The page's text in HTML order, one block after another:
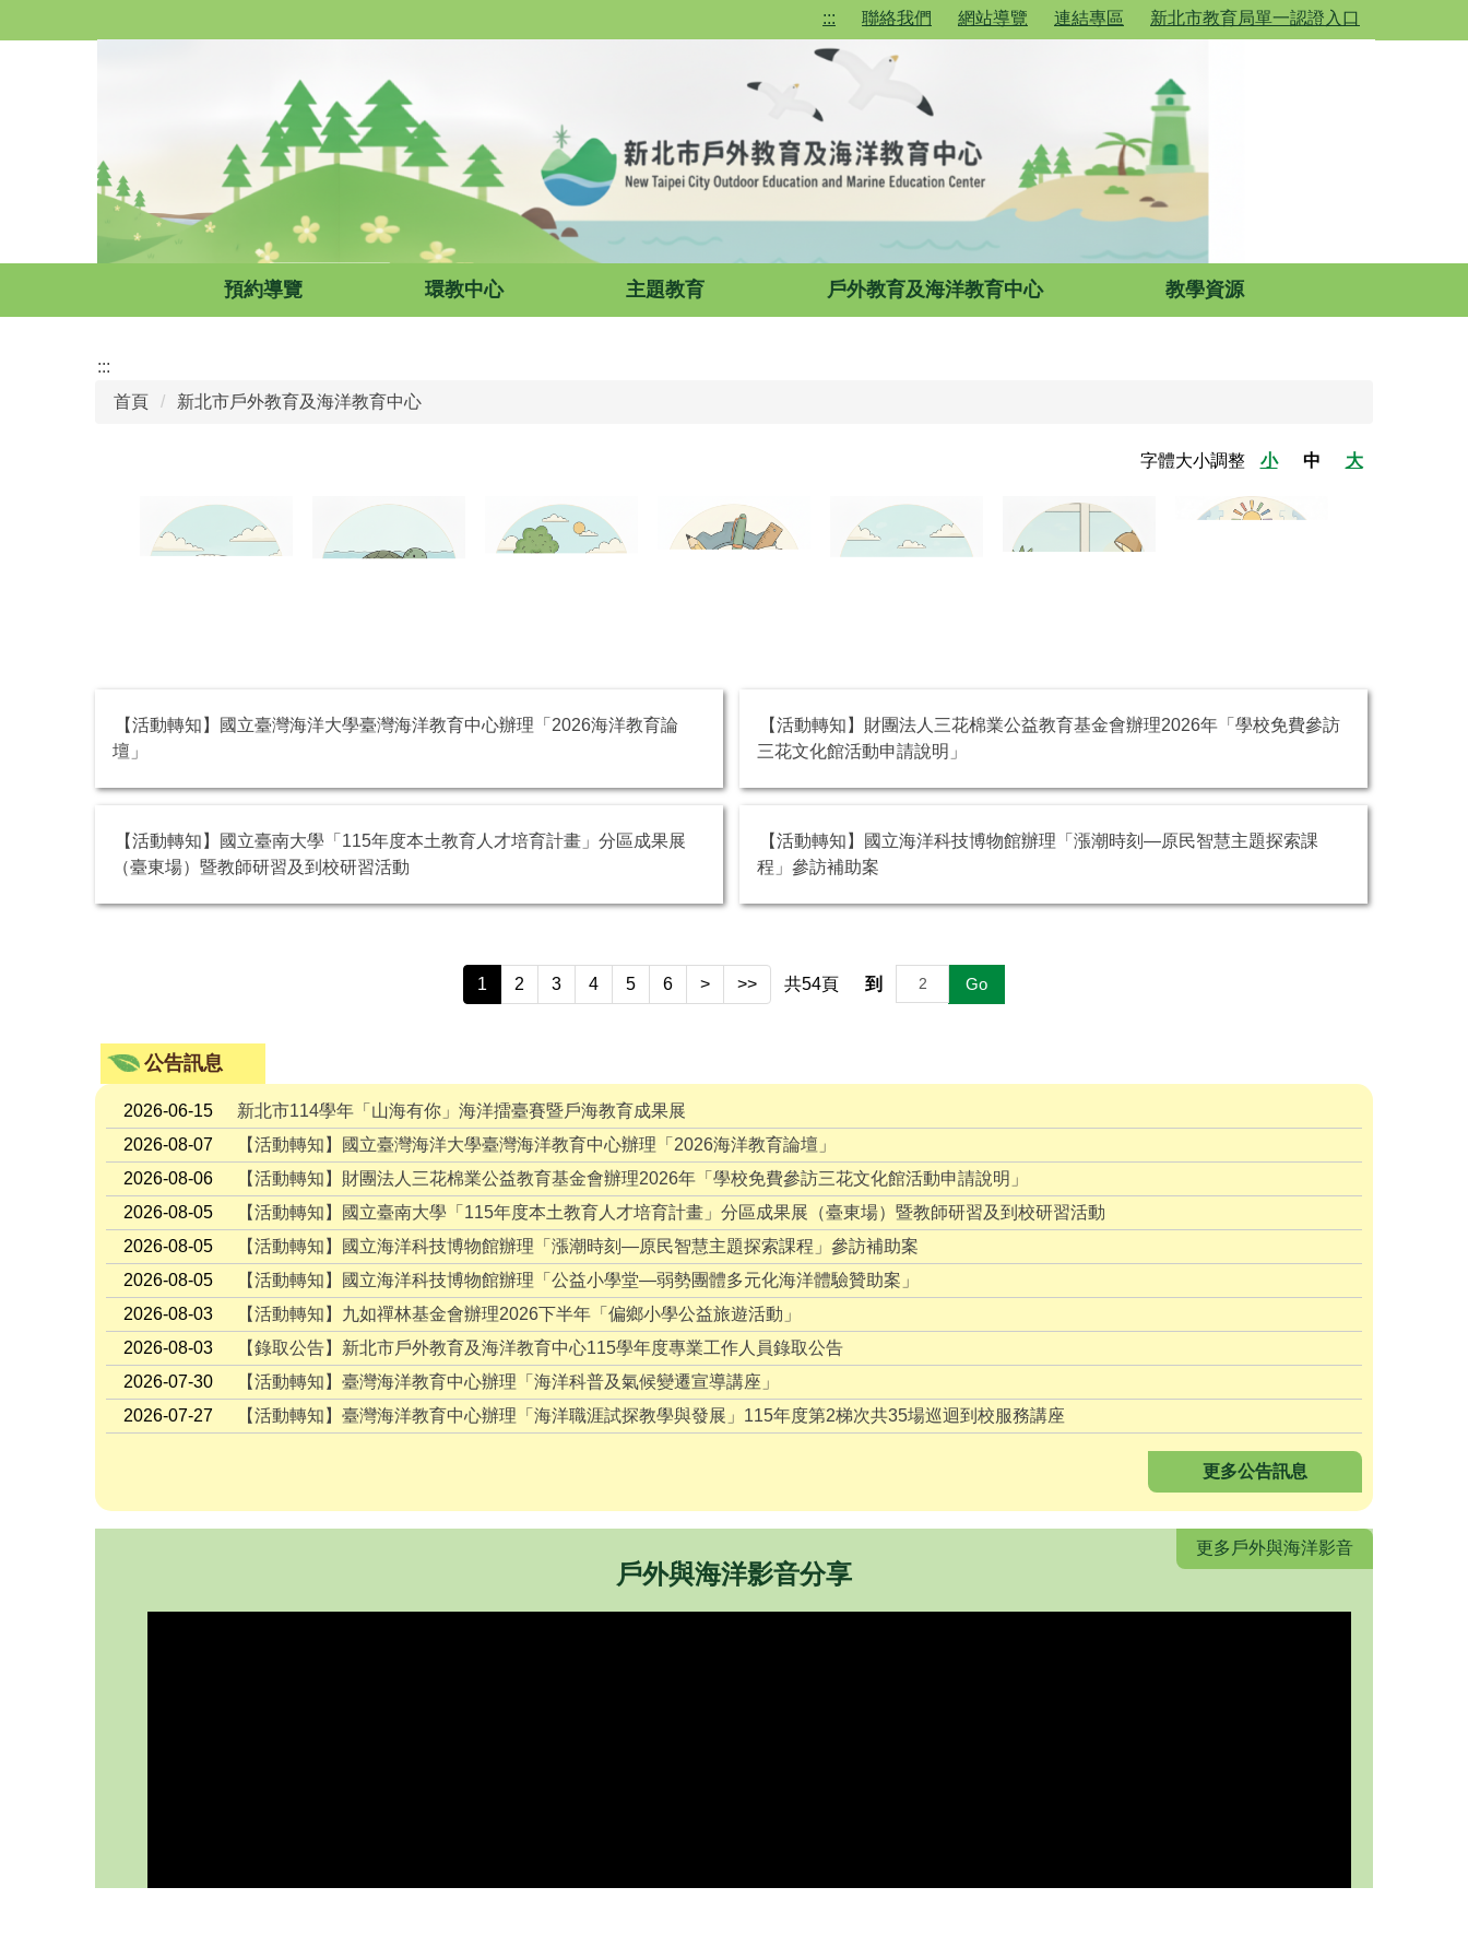
到
::: 聯絡我們 網站導覽 連結專區 新北市教育局單一認證入口
預約導覽 環教中心 主題教育 戶外教育及海洋教育中心 教學資源
:::
首頁
新北市戶外教育及海洋教育中心
字體大小調整 小 中 大
【活動轉知】國立臺灣海洋大學臺灣海洋教育中心辦理「2026海洋教育論
壇」
【活動轉知】財團法人三花棉業公益教育基金會辦理2026年「學校免費參訪
三花文化館活動申請說明」
【活動轉知】國立臺南大學「115年度本土教育人才培育計畫」分區成果展
（臺東場）暨教師研習及到校研習活動
【活動轉知】國立海洋科技博物館辦理「漲潮時刻—原民智慧主題探索課
程」參訪補助案
1 2 3 4 5 6 > >> 共54頁 到 Go
公告訊息
2026-06-15
新北市114學年「山海有你」海洋擂臺賽暨戶海教育成果展
2026-08-07
【活動轉知】國立臺灣海洋大學臺灣海洋教育中心辦理「2026海洋教育論壇」
2026-08-06
【活動轉知】財團法人三花棉業公益教育基金會辦理2026年「學校免費參訪三花文化館活動申請說明」
2026-08-05
【活動轉知】國立臺南大學「115年度本土教育人才培育計畫」分區成果展（臺東場）暨教師研習及到校研習活動
2026-08-05
【活動轉知】國立海洋科技博物館辦理「漲潮時刻—原民智慧主題探索課程」參訪補助案
2026-08-05
【活動轉知】國立海洋科技博物館辦理「公益小學堂—弱勢團體多元化海洋體驗贊助案」
2026-08-03
【活動轉知】九如禪林基金會辦理2026下半年「偏鄉小學公益旅遊活動」
2026-08-03
【錄取公告】新北市戶外教育及海洋教育中心115學年度專業工作人員錄取公告
2026-07-30
【活動轉知】臺灣海洋教育中心辦理「海洋科普及氣候變遷宣導講座」
2026-07-27
【活動轉知】臺灣海洋教育中心辦理「海洋職涯試探教學與發展」115年度第2梯次共35場巡迴到校服務講座
更多公告訊息
戶外與海洋影音分享
更多戶外與海洋影音